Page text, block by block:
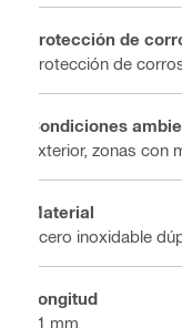
Protección de
Protección de
Condiciones
Exterior, zonas
Material
Acero inoxidable
Longitud
31 mm